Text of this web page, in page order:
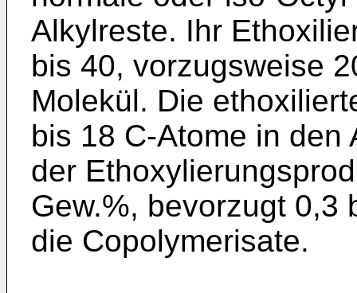
Alkylreste. Ihr
bis 40, vorzugsweise
Molekül. Die
bis 18 C-Atome in den
der
Gew.%, bevorzugt 0,3
die Copolymerisate.